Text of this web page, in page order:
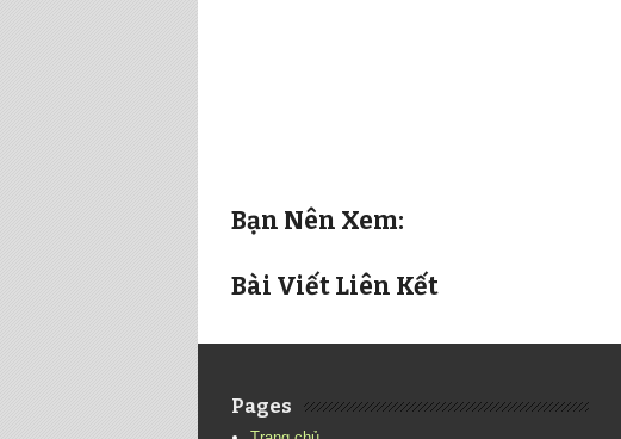
Bạn Nên Xem:
Bài Viết Liên Kết
Pages